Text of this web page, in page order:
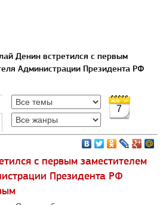
Денин встретился с первым
Администрации Президента РФ
7
с первым заместителем
Президента РФ